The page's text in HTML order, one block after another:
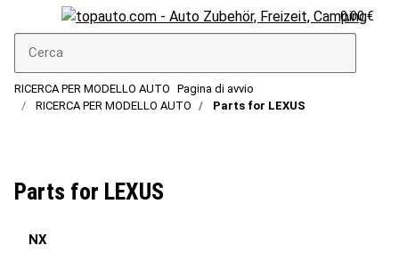
0,00 €
RICERCA PER MODELLO AUTO Pagina di avvio
RICERCA PER MODELLO AUTO
Parts for LEXUS
Parts for LEXUS
NX